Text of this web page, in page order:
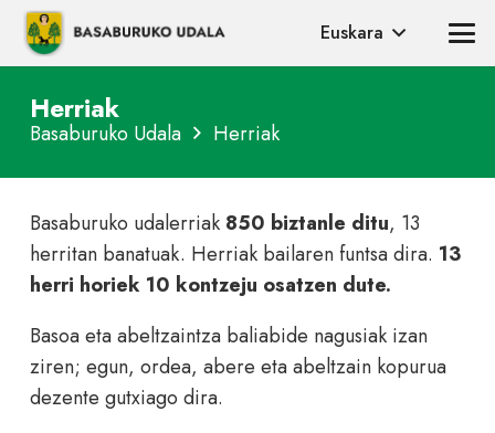
Euskara
Herriak
Basaburuko Udala Herriak
Basaburuko udalerriak 850 biztanle ditu, 13
herritan banatuak. Herriak bailaren funtsa dira. 13
herri horiek 10 kontzeju osatzen dute.
Basoa eta abeltzaintza baliabide nagusiak izan
ziren; egun, ordea, abere eta abeltzain kopurua
dezente gutxiago dira.